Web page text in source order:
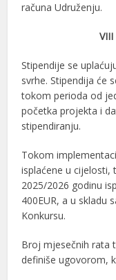
računa Udruženju.
VIII
Stipendije se
svrhe. Stipendija će
tokom perioda od
početka projekta i
stipendiranju.
Tokom
isplaćene u cijelosti,
2025/2026 godinu
400EUR, a u skladu
Konkursu.
Broj mjesečnih rata
definiše ugovorom,